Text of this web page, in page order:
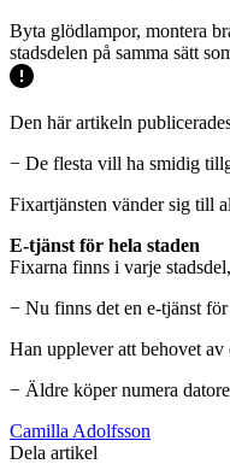
Byta glödlampor, montera
stadsdelen på samma sätt
Den här artikeln
− De flesta vill ha smidig
Fixartjänsten vänder sig till
E-tjänst för hela staden
Fixarna finns i varje
− Nu finns det en e-tjänst
Han upplever att behovet av
− Äldre köper numera
Camilla Adolfsson
Dela artikel